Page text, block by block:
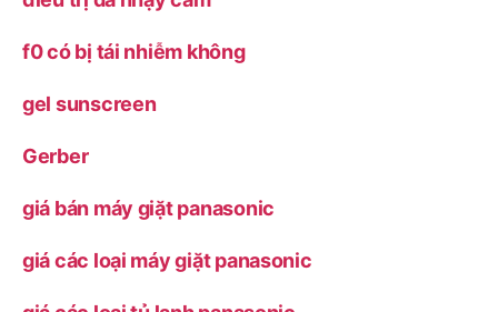
f0 có bị tái nhiễm không
gel sunscreen
Gerber
giá bán máy giặt panasonic
giá các loại máy giặt panasonic